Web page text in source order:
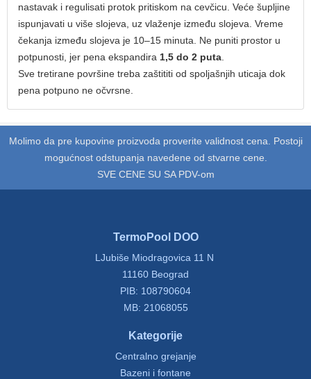
nastavak i regulisati protok pritiskom na cevčicu. Veće šupljine
ispunjavati u više slojeva, uz vlaženje između slojeva. Vreme
čekanja između slojeva je 10–15 minuta. Ne puniti prostor u
potpunosti, jer pena ekspandira 1,5 do 2 puta
Sve tretirane površine treba zaštititi od spoljašnjih uticaja dok
pena potpuno ne očvrsne.
Molimo da pre kupovine proizvoda proverite validnost cena. Postoji
mogućnost odstupanja navedene od stvarne cene.
SVE CENE SU SA PDV-om
TermoPool DOO
LJubiše Miodragovica 11 N
11160 Beograd
PIB: 108790604
MB: 21068055
Kategorije
Centralno grejanje
Bazeni i fontane